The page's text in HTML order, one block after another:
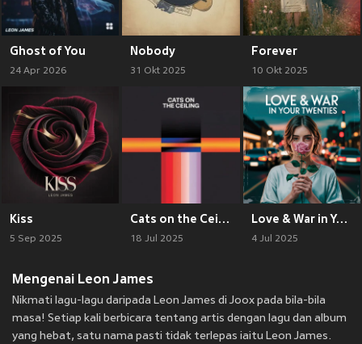
Ghost of You
24 Apr 2026
Nobody
31 Okt 2025
Forever
10 Okt 2025
Kiss
5 Sep 2025
Cats on the Ceiling
18 Jul 2025
Love & War in Your Twenties
4 Jul 2025
Mengenai Leon James
Nikmati lagu-lagu daripada Leon James di Joox pada bila-bila
masa! Setiap kali berbicara tentang artis dengan lagu dan album
yang hebat, satu nama pasti tidak terlepas iaitu Leon James.